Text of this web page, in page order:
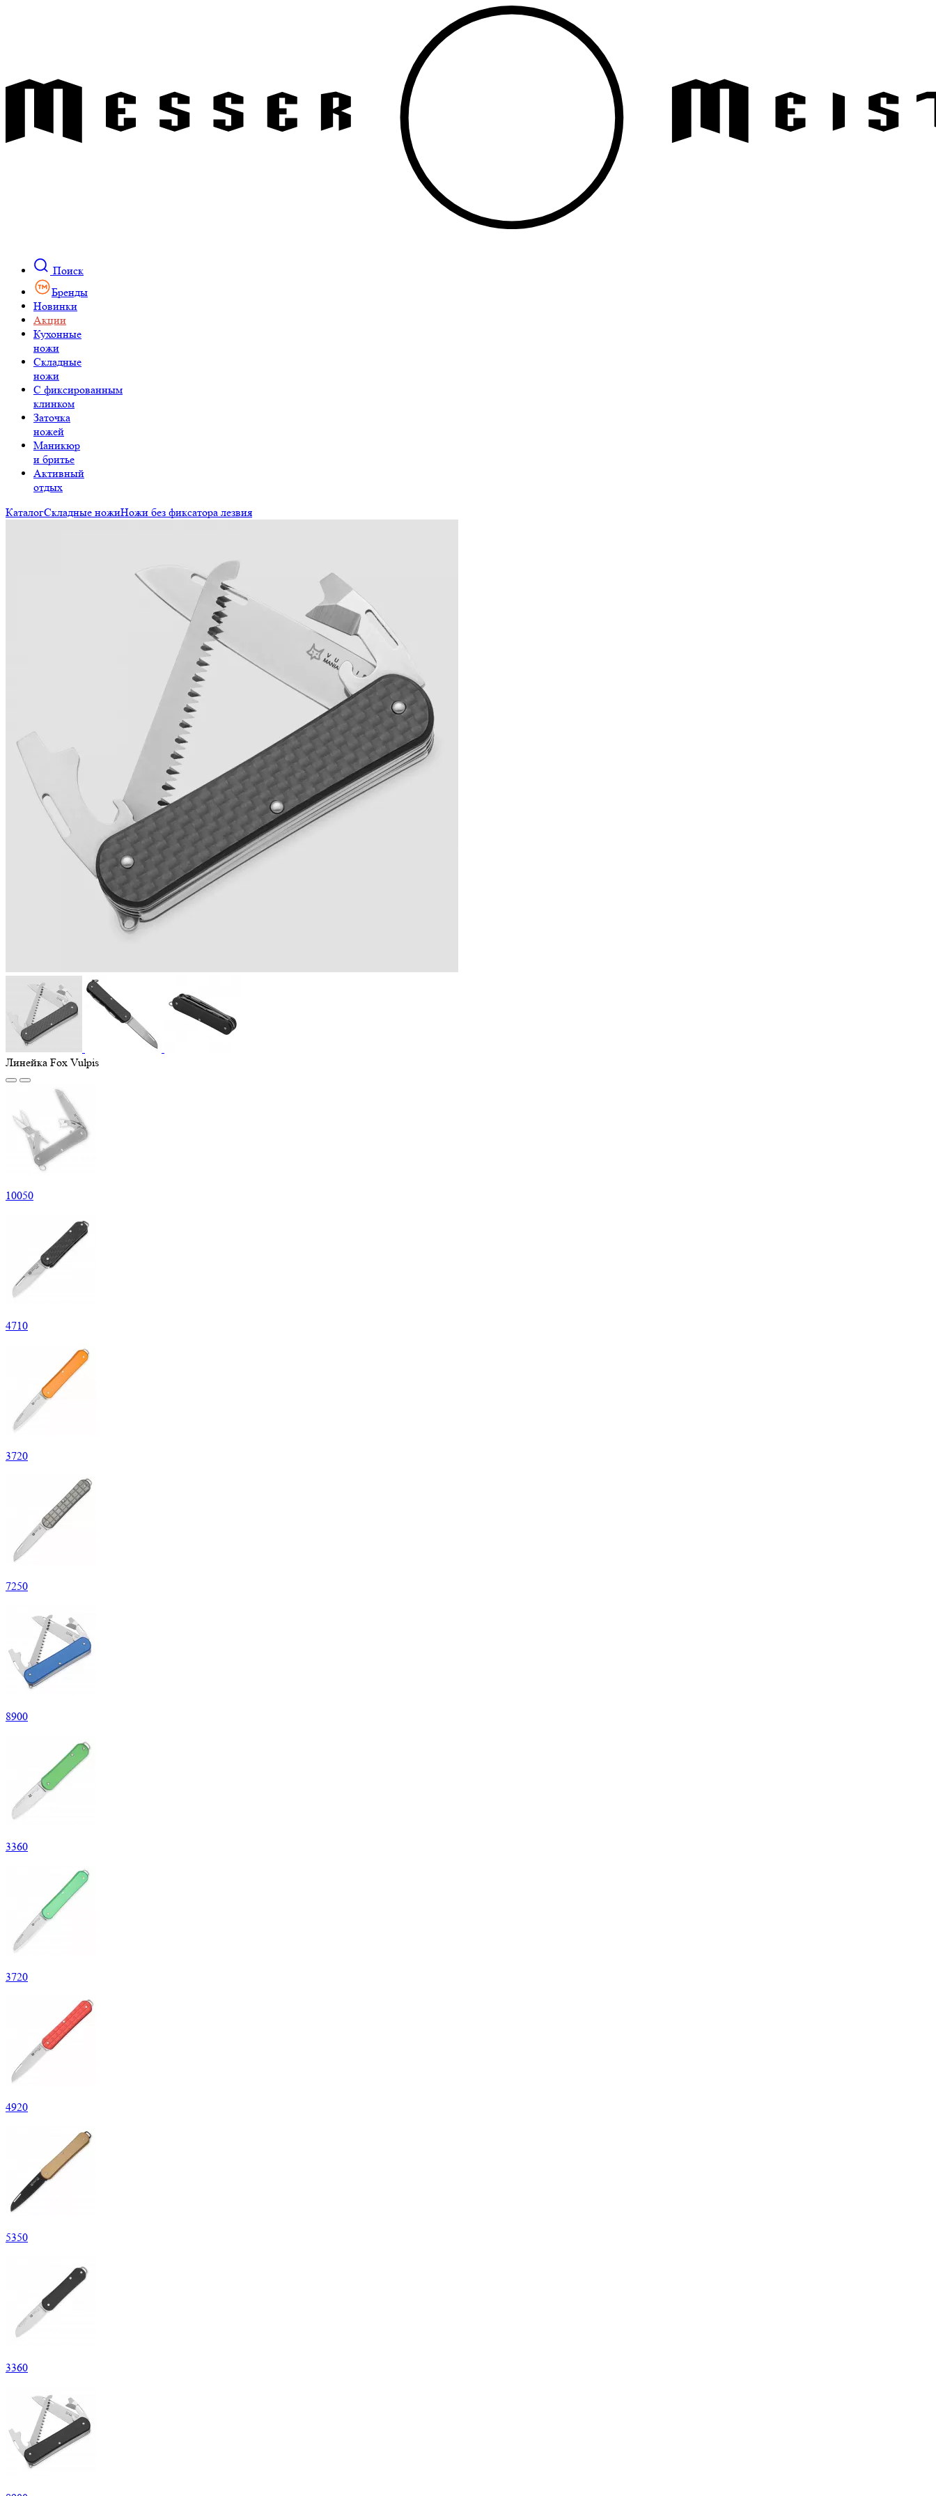
Поиск
Бренды
Новинки
Акции
Кухонные
ножи
Складные
ножи
C фиксированным
клинком
Заточка
ножей
Маникюр
и бритье
Активный
отдых
КаталогСкладные ножиНожи без фиксатора лезвия
Линейка Fox Vulpis
10050
4710
3720
7250
8900
3360
3720
4920
5350
3360